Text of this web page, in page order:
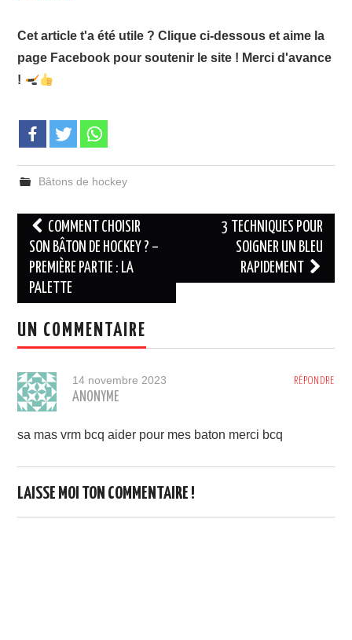
Cet article t'a été utile ? Clique ci-dessous et aime la
page Facebook pour soutenir le site ! Merci d'avance
!
Bâtons de hockey
Navigation
des
articles
COMMENT CHOISIR
SON BÂTON DE HOCKEY ? –
PREMIÈRE PARTIE : LA
PALETTE
3 TECHNIQUES POUR
SOIGNER UN BLEU
RAPIDEMENT
UN COMMENTAIRE
RÉPONDRE
14 novembre 2023
ANONYME
sa mas vrm bcq aider pour mes baton merci bcq
LAISSE MOI TON COMMENTAIRE !